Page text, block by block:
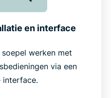
en interface
werken met
via een
interface.